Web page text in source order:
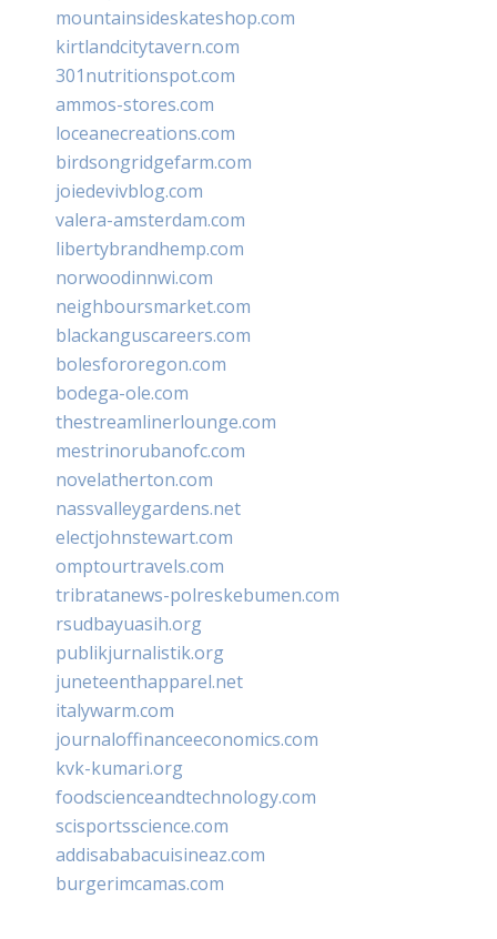
mountainsideskateshop.com
kirtlandcitytavern.com
301nutritionspot.com
ammos-stores.com
loceanecreations.com
birdsongridgefarm.com
joiedevivblog.com
valera-amsterdam.com
libertybrandhemp.com
norwoodinnwi.com
neighboursmarket.com
blackanguscareers.com
bolesfororegon.com
bodega-ole.com
thestreamlinerlounge.com
mestrinorubanofc.com
novelatherton.com
nassvalleygardens.net
electjohnstewart.com
omptourtravels.com
tribratanews-polreskebumen.com
rsudbayuasih.org
publikjurnalistik.org
juneteenthapparel.net
italywarm.com
journaloffinanceeconomics.com
kvk-kumari.org
foodscienceandtechnology.com
scisportsscience.com
addisababacuisineaz.com
burgerimcamas.com